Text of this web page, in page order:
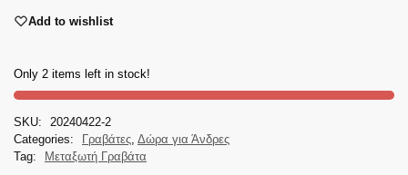
Add to wishlist
Only 2 items left in stock!
SKU:
20240422-2
Categories:
Γραβάτες, Δώρα για Άνδρες
Tag:
Μεταξωτή Γραβάτα